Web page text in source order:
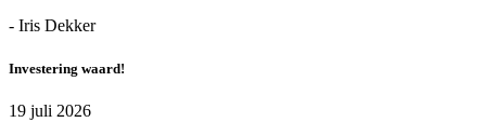
- Iris Dekker
Investering waard!
19 juli 2026